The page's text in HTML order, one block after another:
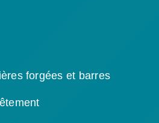
forgées et barres